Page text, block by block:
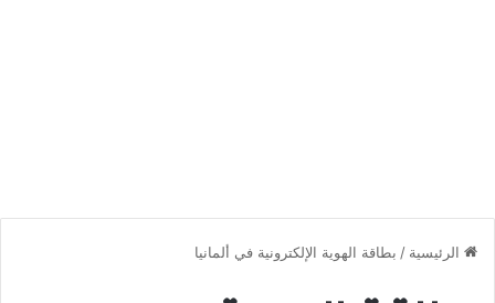
الرئيسية / بطاقة الهوية الإلكترونية في ألمانيا